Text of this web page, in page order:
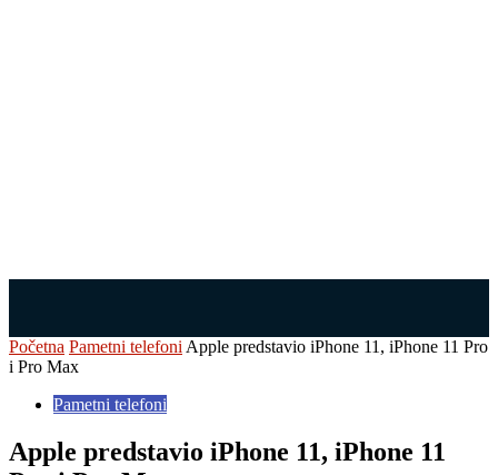
Početna Pametni telefoni Apple predstavio iPhone 11, iPhone 11 Pro
i Pro Max
Pametni telefoni
Apple predstavio iPhone 11, iPhone 11